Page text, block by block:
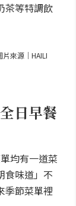
茶等特調飲
來源｜HAILI
日早餐
均有一道菜
食味道」不
季節菜單裡